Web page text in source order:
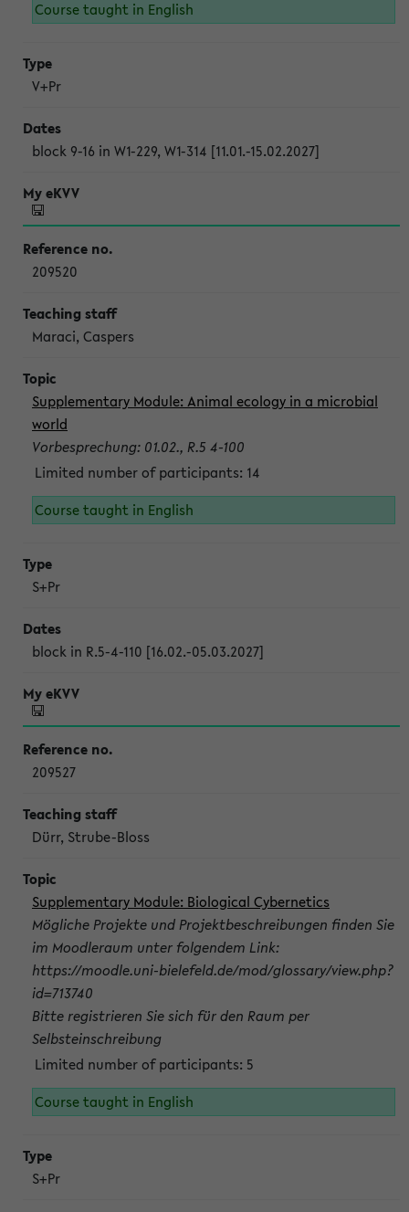
Course taught in English
V+Pr
block 9-16 in W1-229, W1-314 [11.01.-15.02.2027]
209520
Maraci, Caspers
Supplementary Module: Animal ecology in a microbial
world
Vorbesprechung: 01.02., R.5 4-100
Limited number of participants: 14
Course taught in English
S+Pr
block in R.5-4-110 [16.02.-05.03.2027]
209527
Dürr, Strube-Bloss
Supplementary Module: Biological Cybernetics
Mögliche Projekte und Projektbeschreibungen finden Sie
im Moodleraum unter folgendem Link:
https://moodle.uni-bielefeld.de/mod/glossary/view.php?
id=713740
Bitte registrieren Sie sich für den Raum per
Selbsteinschreibung
Limited number of participants: 5
Course taught in English
S+Pr